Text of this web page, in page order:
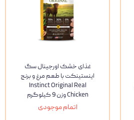
غذای خشک اورجینال سگ
اینستینکت با طعم مرغ و برنج
Instinct Original Real
Chicken وزن 9 کیلوگرم
اتمام موجودی